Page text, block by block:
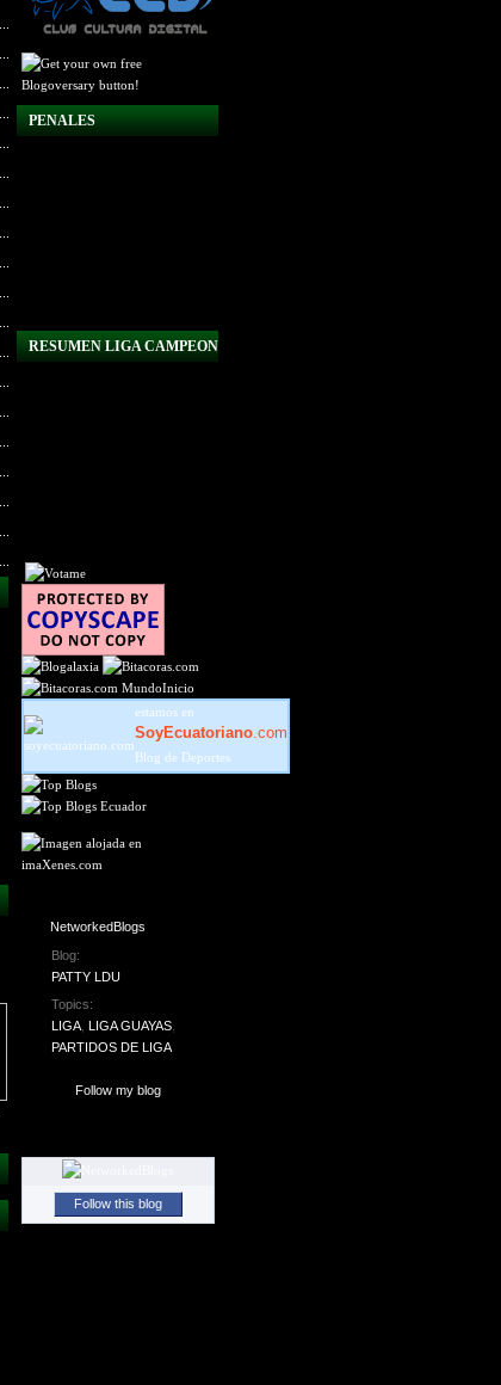
PENALES
RESUMEN LIGA CAMPEON
MundoInicio
estamos en
SoyEcuatoriano.com
Blog de Deportes
NetworkedBlogs
Blog:
PATTY LDU
Topics:
LIGA, LIGA GUAYAS,
PARTIDOS DE LIGA
Follow my blog
Follow this blog